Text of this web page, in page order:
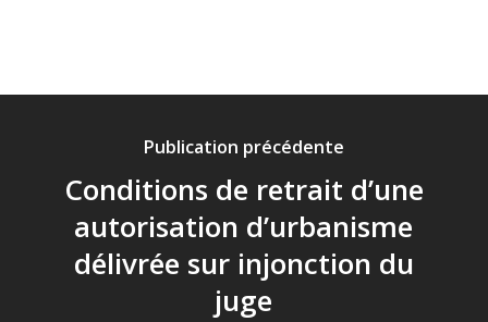
Publication précédente
Conditions de retrait d’une
autorisation d’urbanisme
délivrée sur injonction du
juge